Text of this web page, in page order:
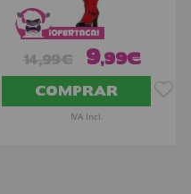
14,99€ 9,99€
COMPRAR
IVA Incl.